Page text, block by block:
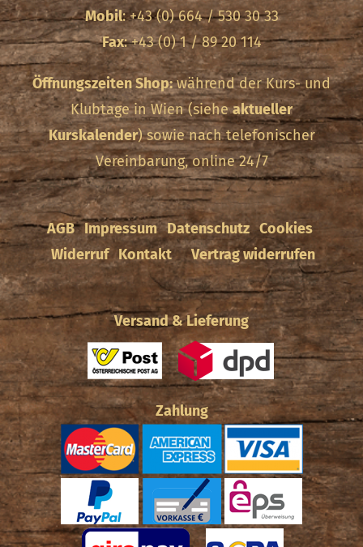
Mobil: +43 (0) 664 / 530 30 33
Fax: +43 (0) 1 / 89 20 114
Öffnungszeiten Shop:während der Kurs- und
Klubtage in Wien (sieheaktueller
Kurskalender) sowie nach telefonischer
Vereinbarung, online 24/7
AGB Impressum Datenschutz Cookies
Widerruf Kontakt Vertrag widerrufen
Versand & Lieferung
Zahlung